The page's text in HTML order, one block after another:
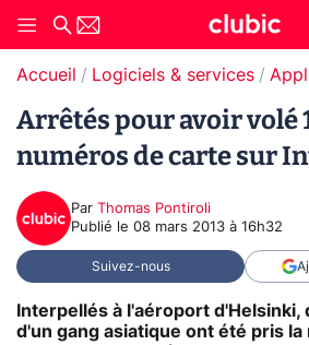
Accueil Logiciels & services
Arrêtés pour avoir volé
numéros de carte sur
Par Thomas Pontiroli
Publié le 08 mars 2013 à 16h32
Suivez-nous
Interpellés à l'aéroport d'Helsinki,
d'un gang asiatique ont été pris la